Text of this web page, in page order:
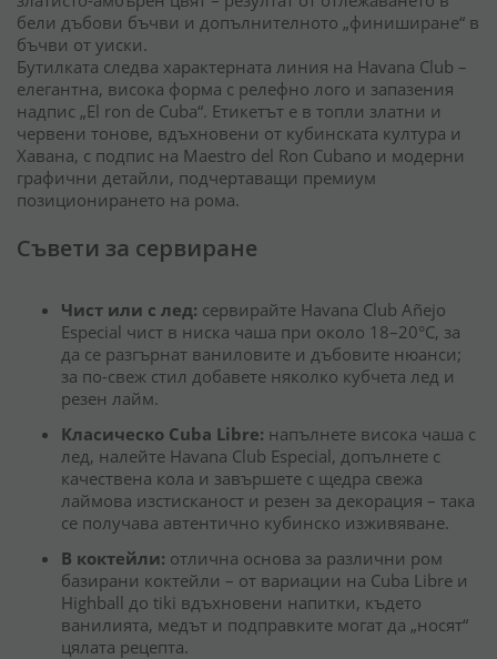
бели дъбови бъчви и допълнителното „финиширане“ в
бъчви от уиски.
Бутилката следва характерната линия на Havana Club –
елегантна, висока форма с релефно лого и запазения
надпис „El ron de Cuba“. Етикетът е в топли златни и
червени тонове, вдъхновени от кубинската култура и
Хавана, с подпис на Maestro del Ron Cubano и модерни
графични детайли, подчертаващи премиум
позиционирането на рома.
Съвети за сервиране
Чист или с лед: сервирайте Havana Club Añejo
Especial чист в ниска чаша при около 18–20°C, за
да се разгърнат ваниловите и дъбовите нюанси;
за по-свеж стил добавете няколко кубчета лед и
резен лайм.
Класическо Cuba Libre: напълнете висока чаша с
лед, налейте Havana Club Especial, допълнете с
качествена кола и завършете с щедра свежа
лаймова изстисканост и резен за декорация – така
се получава автентично кубинско изживяване.
В коктейли: отлична основа за различни ром
базирани коктейли – от вариации на Cuba Libre и
Highball до tiki вдъхновени напитки, където
ванилията, медът и подправките могат да „носят“
цялата рецепта.